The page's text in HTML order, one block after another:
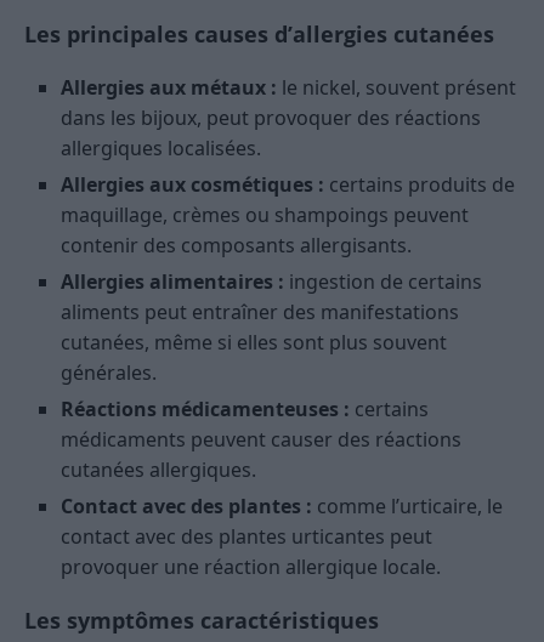
Les principales causes d’allergies cutanées
Allergies aux métaux : le nickel, souvent présent
dans les bijoux, peut provoquer des réactions
allergiques localisées.
Allergies aux cosmétiques : certains produits de
maquillage, crèmes ou shampoings peuvent
contenir des composants allergisants.
Allergies alimentaires : ingestion de certains
aliments peut entraîner des manifestations
cutanées, même si elles sont plus souvent
générales.
Réactions médicamenteuses : certains
médicaments peuvent causer des réactions
cutanées allergiques.
Contact avec des plantes : comme l’urticaire, le
contact avec des plantes urticantes peut
provoquer une réaction allergique locale.
Les symptômes caractéristiques